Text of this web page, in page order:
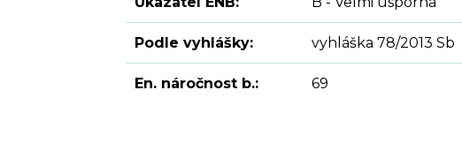
Podle vyhlášky: vyhláška 78/2013 Sb
En. náročnost b.: 69